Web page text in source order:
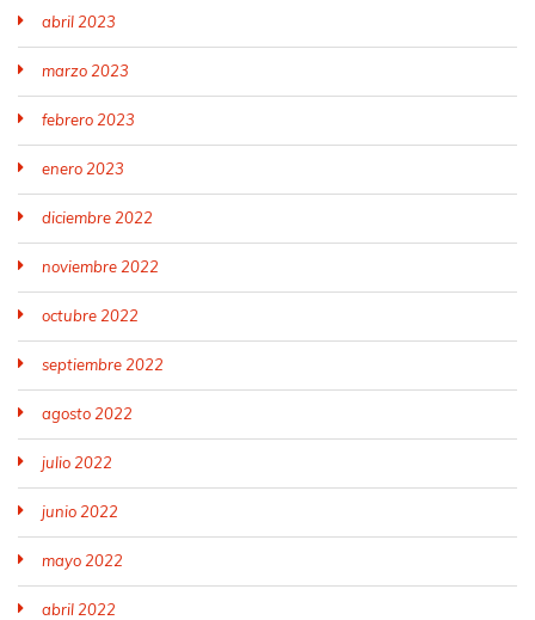
abril 2023
marzo 2023
febrero 2023
enero 2023
diciembre 2022
noviembre 2022
octubre 2022
septiembre 2022
agosto 2022
julio 2022
junio 2022
mayo 2022
abril 2022